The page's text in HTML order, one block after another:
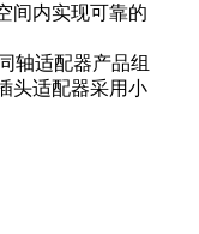
间内实现可靠的
轴适配器产品组
头适配器采用小